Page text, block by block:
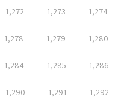
1,272 1,273 1,274
1,278 1,279 1,280
1,284 1,285 1,286
1,290 1,291 1,292